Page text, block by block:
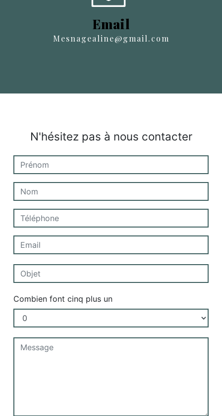
Email
mesnagealine@gmail.com
N'hésitez pas à nous contacter
Combien font cinq plus un